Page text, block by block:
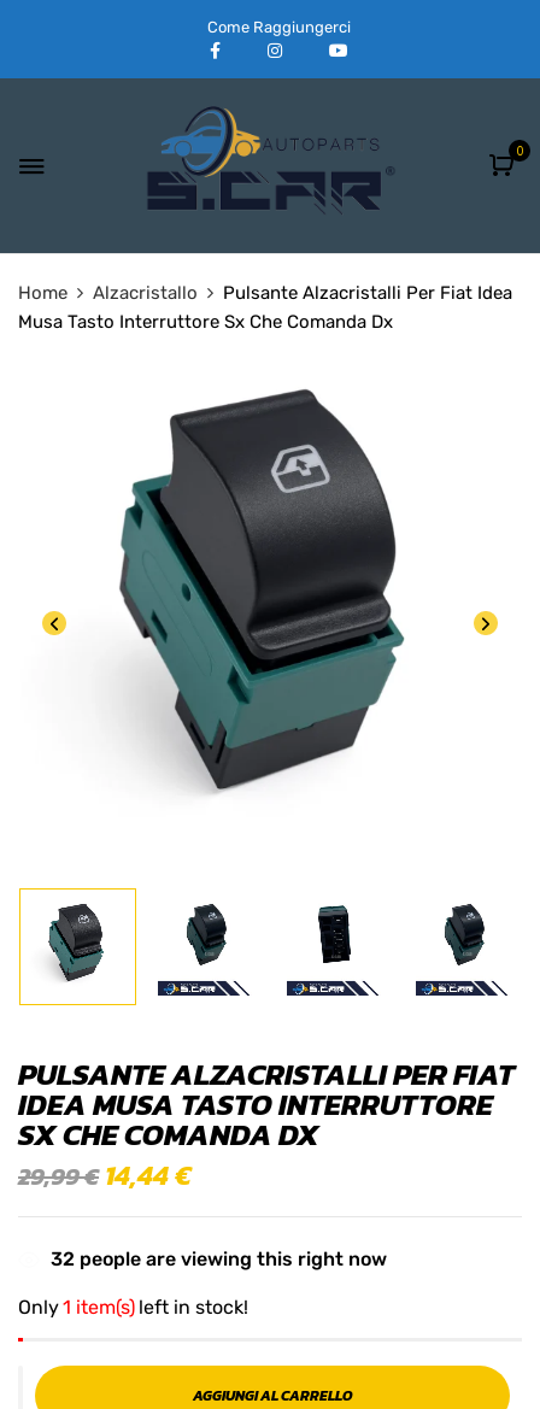
Come Raggiungerci
0
Home Alzacristallo
Pulsante Alzacristalli Per Fiat Idea
Musa Tasto Interruttore Sx Che Comanda Dx
PULSANTE ALZACRISTALLI PER FIAT
IDEA MUSA TASTO INTERRUTTORE
SX CHE COMANDA DX
29,99€ 14,44€
32 people are viewing this right now
Only1 item(s) left in stock!
AGGIUNGI AL CARRELLO